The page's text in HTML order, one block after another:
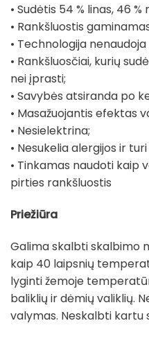
• Sudėtis 54 % linas, 46 %
• Rankšluostis
• Technologija
• Rankšluosčiai, kurių
nei įprasti;
• Savybės atsiranda po
• Masažuojantis efektas
• Nesielektrina;
• Nesukelia alergijos ir
• Tinkamas naudoti kaip
pirties rankšluostis
Priežiūra
Galima skalbti skalbimo
kaip 40 laipsnių
lyginti žemoje
baliklių ir dėmių valiklių.
valymas. Neskalbti kartu